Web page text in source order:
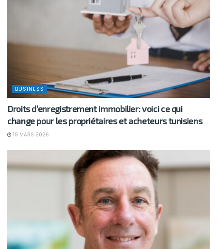
BUSINESS
Droits d’enregistrement immobilier: voici ce qui
change pour les propriétaires et acheteurs tunisiens
19 MARS 2026